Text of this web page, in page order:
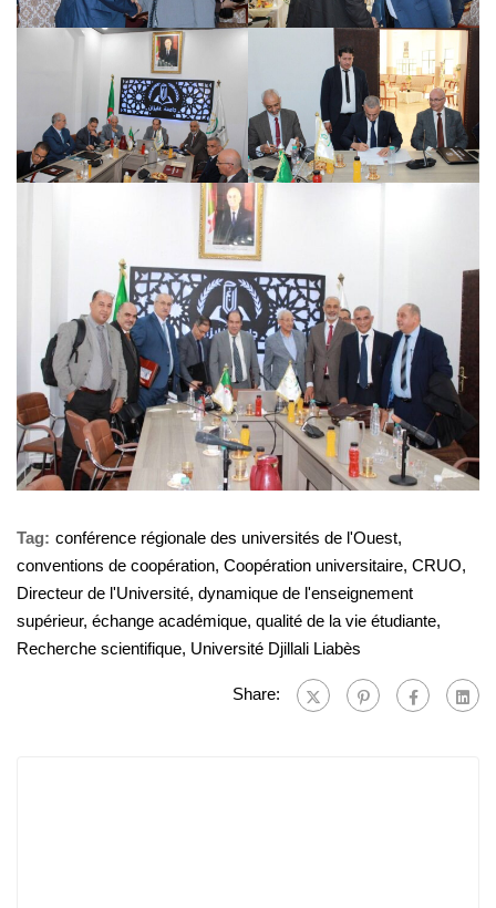
Tag: conférence régionale des universités de l'Ouest,
conventions de coopération, Coopération universitaire, CRUO,
Directeur de l'Université, dynamique de l'enseignement
supérieur, échange académique, qualité de la vie étudiante,
Recherche scientifique, Université Djillali Liabès
Share: